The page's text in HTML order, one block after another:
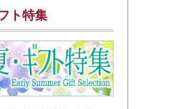
ト特集